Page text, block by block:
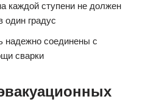
каждой ступени не должен
один градус
соединены с
сварки